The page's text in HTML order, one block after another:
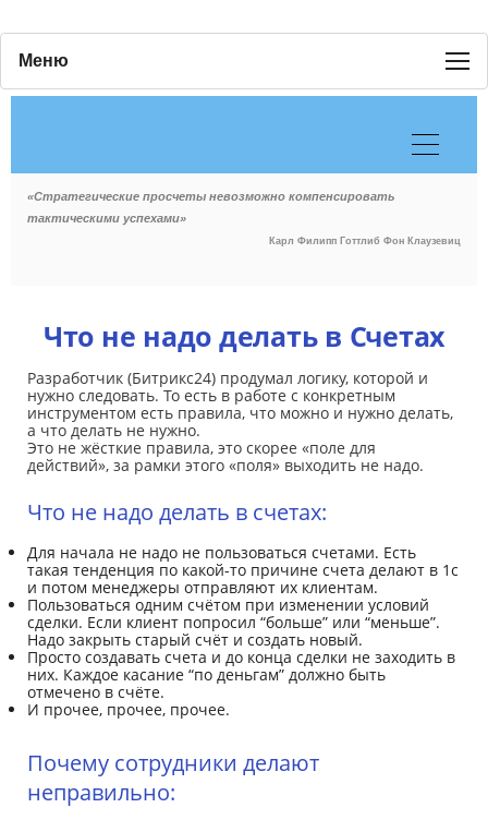
Меню
«Стратегические просчеты невозможно компенсировать
тактическими успехами»
Карл Филипп Готтлиб Фон Клаузевиц
Что не надо делать в Счетах
Разработчик (Битрикс24) продумал логику, которой и
нужно следовать. То есть в работе с конкретным
инструментом есть правила, что можно и нужно делать,
а что делать не нужно.
Это не жёсткие правила, это скорее «поле для
действий», за рамки этого «поля» выходить не надо.
Что не надо делать в счетах:
Для начала не надо не пользоваться счетами. Есть
такая тенденция по какой-то причине счета делают в 1с
и потом менеджеры отправляют их клиентам.
Пользоваться одним счётом при изменении условий
сделки. Если клиент попросил “больше” или “меньше”.
Надо закрыть старый счёт и создать новый.
Просто создавать счета и до конца сделки не заходить в
них. Каждое касание “по деньгам” должно быть
отмечено в счёте.
И прочее, прочее, прочее.
Почему сотрудники делают
неправильно: